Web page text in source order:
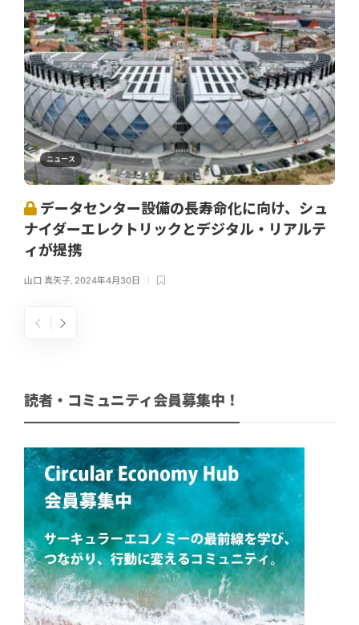
ニュース
データセンター設備の長寿命化に向け、シュ
ナイダーエレクトリックとデジタル・リアルテ
ィが提携
山口 真矢子 2024年4月30日
読者・コミュニティ会員募集中！